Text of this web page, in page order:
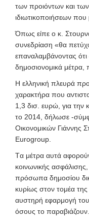
των προιόντων και
ιδιωτικοποιήσεων
Όπως είπε ο κ.
συνεδρίαση «θα
επαναλαμβάνοντας
δημοσιονομικά μέτρα,
Η ελληνική πλευρά
χαρακτήρα που
1,3 δισ. ευρώ, για την
το 2014, δήλωσε -
Οικονομικών Γιάννης
Eurogroup.
Tα μέτρα αυτά
κοινωνικής
πρόσωπα δημοσίου
κυρίως στον τομέα της
αυστηρή εφαρμογή του
όσους το παραβιάζουν.